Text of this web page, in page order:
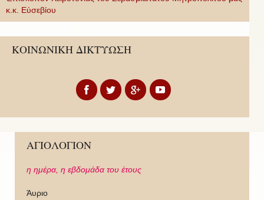
κ.κ. Εὐσεβίου
ΚΟΙΝΩΝΙΚΗ ΔΙΚΤΥΩΣΗ
ΑΓΙΟΛΟΓΙΟΝ
η ημέρα, η εβδομάδα του έτους
Άυριο